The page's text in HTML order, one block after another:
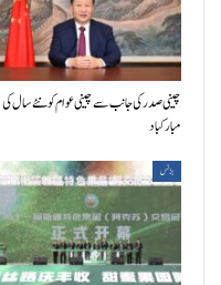
چینی صدر کی جانب سے چینی عوام کو نئے سال کی
مبارکباد
بزنس